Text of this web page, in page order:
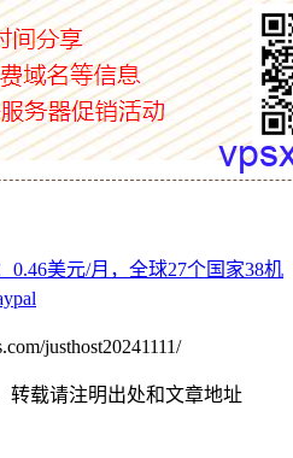
0.46美元/月，全球27个国家38机
justhost20241111/
转载请注明出处和文章地址